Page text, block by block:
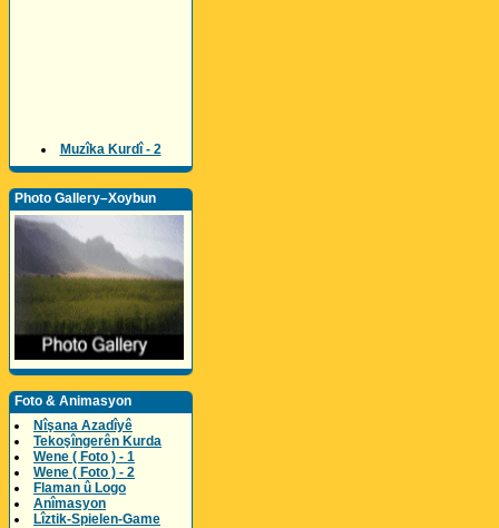
Muzîka Kurdî - 2
Photo Gallery–Xoybun
Foto & Animasyon
Nîşana Azadîyê
Tekoşîngerên Kurda
Wene ( Foto ) - 1
Wene ( Foto ) - 2
Flaman û Logo
Anîmasyon
Lîztik-Spielen-Game